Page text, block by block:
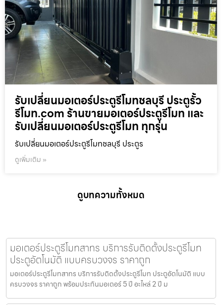
รับเปลี่ยนมอเตอร์ประตูรีโมทชลบุรี ประตูรั้ว
รีโมท.com ร้านขายมอเตอร์ประตูรีโมท และ
รับเปลี่ยนมอเตอร์ประตูรีโมท ทุกรุ่น
รับเปลี่ยนมอเตอร์ประตูรีโมทชลบุรี ประตูร
ดูเพิ่มเติม »
ดูบทความทั้งหมด
มอเตอร์ประตูรีโมทสาทร บริการรับติดตั้งประตูรีโมท
ประตูอัตโนมัติ แบบครบวงจร ราคาถูก
มอเตอร์ประตูรีโมทสาทร บริการรับติดตั้งประตูรีโมท ประตูอัตโนมัติ แบบ
ครบวงจร ราคาถูก พร้อมประกันมอเตอร์ 5 ปี อะไหล่ 2 ปี ม